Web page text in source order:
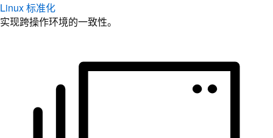
Linux 标准化
实现跨操作环境的一致性。